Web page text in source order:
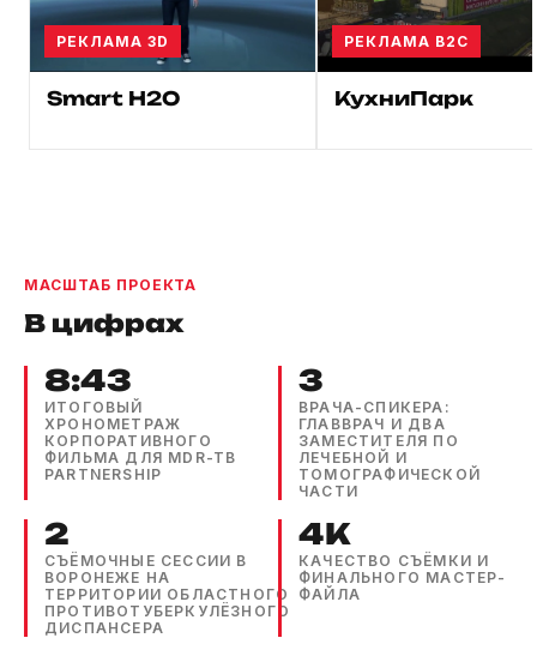
РЕКЛАМА 3D
Smart H2O
РЕКЛАМА B2C
КухниПарк
МАСШТАБ ПРОЕКТА
В цифрах
8:43
ИТОГОВЫЙ
ХРОНОМЕТРАЖ
КОРПОРАТИВНОГО
ФИЛЬМА ДЛЯ MDR-TB
PARTNERSHIP
3
ВРАЧА-СПИКЕРА:
ГЛАВВРАЧ И ДВА
ЗАМЕСТИТЕЛЯ ПО
ЛЕЧЕБНОЙ И
ТОМОГРАФИЧЕСКОЙ
ЧАСТИ
2
СЪЁМОЧНЫЕ СЕССИИ В
ВОРОНЕЖЕ НА
ТЕРРИТОРИИ ОБЛАСТНОГО
ПРОТИВОТУБЕРКУЛЁЗНОГО
ДИСПАНСЕРА
4K
КАЧЕСТВО СЪЁМКИ И
ФИНАЛЬНОГО МАСТЕР-
ФАЙЛА